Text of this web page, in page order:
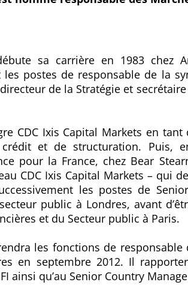
sa carrière en 1983 chez
les postes de responsable de la
de la Stratégie et
CDC Ixis Capital Markets en
crédit et de structuration. Puis,
pour la France, chez Bear
CDC Ixis Capital Markets – qui
les postes de
public à Londres, avant
et du Secteur public à Paris.
les fonctions de
en septembre 2012. Il
ainsi qu’au Senior Country